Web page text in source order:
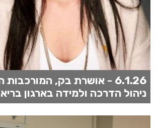
6.1.26 - אושרת בק,
ניהול הדרכה ולמידה בארגון